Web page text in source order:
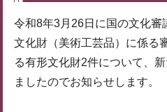
令和8年3月26日に国の文化
文化財（美術工芸品）に係る
る有形文化財2件について、
ましたのでお知らせします。